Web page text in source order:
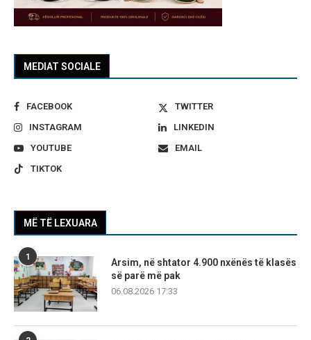
MEDIAT SOCIALE
FACEBOOK
TWITTER
INSTAGRAM
LINKEDIN
YOUTUBE
EMAIL
TIKTOK
MË TË LEXUARA
1
Arsim, në shtator 4.900 nxënës të klasës
së parë më pak
06.08.2026 17:33